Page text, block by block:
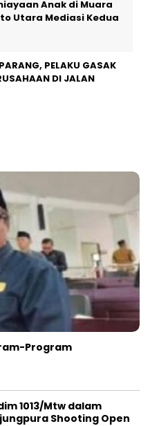
Anak di Muara
Utara Mediasi Kedua
PELAKU GASAK
DI JALAN
Program
1013/Mtw dalam
Shooting Open